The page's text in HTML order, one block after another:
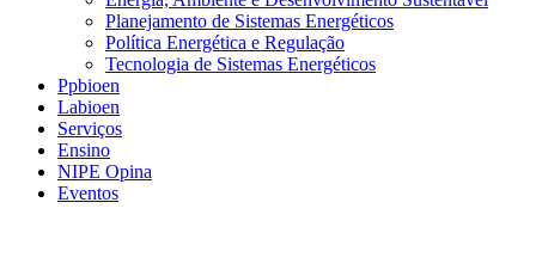
Planejamento de Sistemas Energéticos
Política Energética e Regulação
Tecnologia de Sistemas Energéticos
Ppbioen
Labioen
Serviços
Ensino
NIPE Opina
Eventos